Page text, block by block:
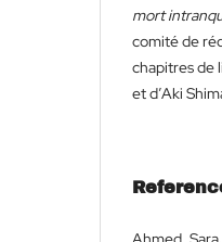
mort
comité de
chapitres de
et d’Aki